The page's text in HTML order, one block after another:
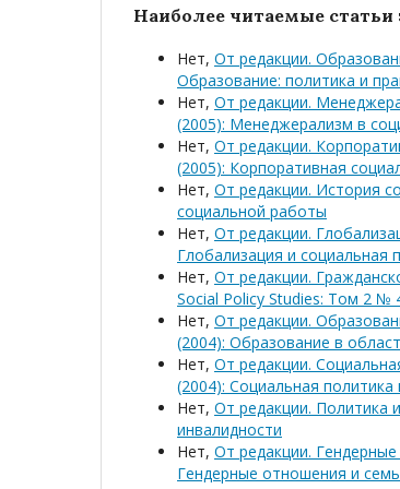
Наиболее читаемые статьи
Нет, От редакции.
Образование: политика и
Нет, От редакции.
(2005): Менеджерализм в
Нет, От редакции.
(2005): Корпоративная
Нет, От редакции. История
социальной работы
Нет, От редакции.
Глобализация и социальная
Нет, От редакции.
Social Policy Studies: Том 2 №
Нет, От редакции.
(2004): Образование в
Нет, От редакции.
(2004): Социальная
Нет, От редакции. Политика
инвалидности
Нет, От редакции.
Гендерные отношения и